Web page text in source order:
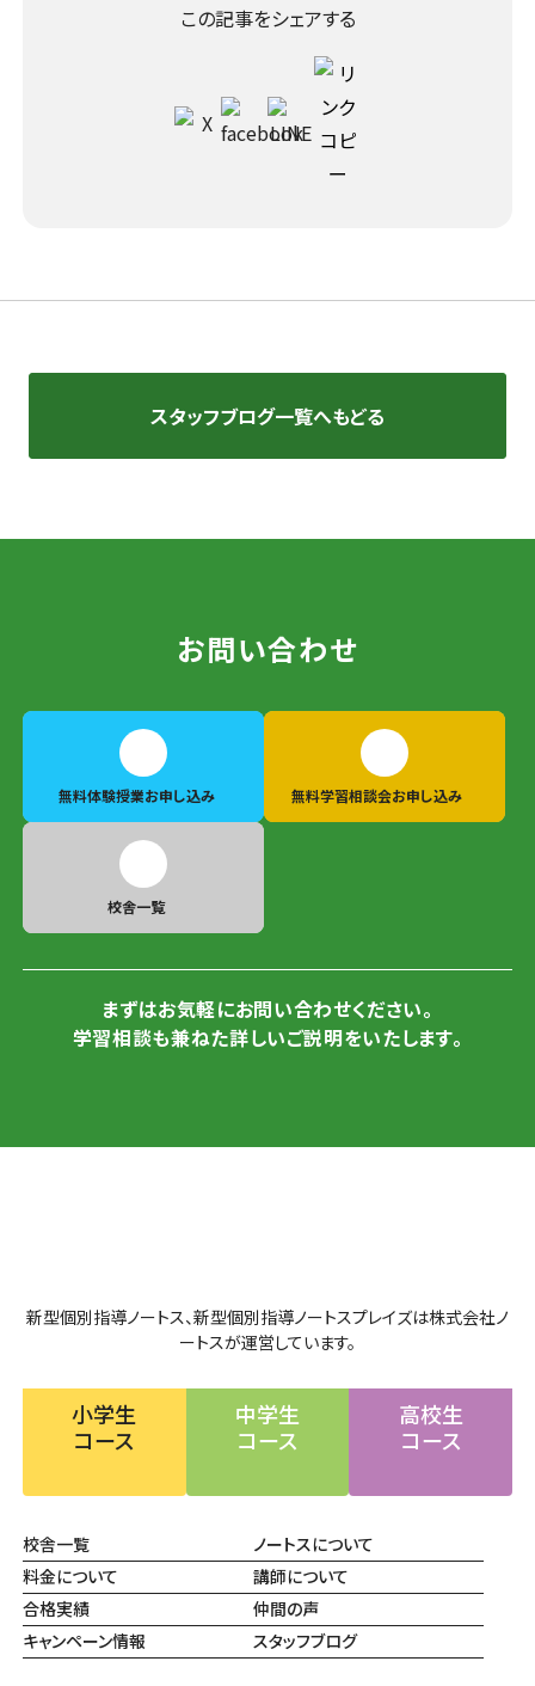
この記事をシェアする
スタッフブログ一覧へもどる
お問い合わせ
無料体験授業お申し込み 無料学習相談会お申し込み
校舎一覧
まずはお気軽にお問い合わせください。
学習相談も兼ねた詳しいご説明をいたします。
新型個別指導ノートス、新型個別指導ノートスプレイズは株式会社ノ
ートスが運営しています。
小学生
コース
中学生
コース
高校生
コース
校舎一覧
ノートスについて
料金について
講師について
合格実績
仲間の声
キャンペーン情報
スタッフブログ